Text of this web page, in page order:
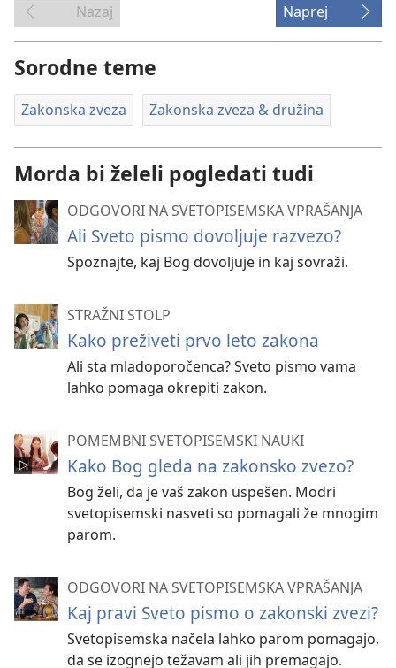
Nazaj Naprej
Sorodne teme
Zakonska zveza Zakonska zveza & družina
Morda bi želeli pogledati tudi
ODGOVORI NA SVETOPISEMSKA VPRAŠANJA
Ali Sveto pismo dovoljuje razvezo?
Spoznajte, kaj Bog dovoljuje in kaj sovraži.
STRAŽNI STOLP
Kako preživeti prvo leto zakona
Ali sta mladoporočenca? Sveto pismo vama
lahko pomaga okrepiti zakon.
POMEMBNI SVETOPISEMSKI NAUKI
Kako Bog gleda na zakonsko zvezo?
Bog želi, da je vaš zakon uspešen. Modri
svetopisemski nasveti so pomagali že mnogim
parom.
ODGOVORI NA SVETOPISEMSKA VPRAŠANJA
Kaj pravi Sveto pismo o zakonski zvezi?
Svetopisemska načela lahko parom pomagajo,
da se izognejo težavam ali jih premagajo.